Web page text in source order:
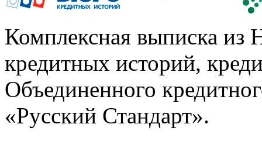
Комплексная выписка из
кредитных историй,
Объединенного
«Русский Стандарт».